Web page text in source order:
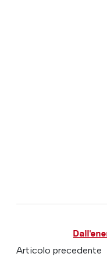
Articolo precedente